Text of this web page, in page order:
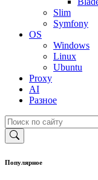
Slim
Symfony
OS
Windows
Linux
Ubuntu
Proxy
AI
Разное
Популярное